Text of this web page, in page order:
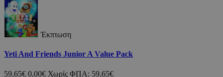
Έκπτωση
Yeti And Friends Junior A Value Pack
59,65€ 0,00€ Χωρίς ΦΠΑ: 59,65€